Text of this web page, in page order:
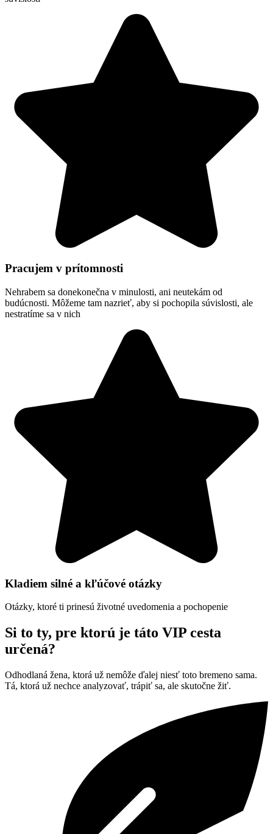
Pracujem v prítomnosti
Nehrabem sa donekonečna v minulosti, ani neutekám od
budúcnosti. Môžeme tam nazrieť, aby si pochopila súvislosti, ale
nestratíme sa v nich
Kladiem silné a kľúčové otázky
Otázky, ktoré ti prinesú životné uvedomenia a pochopenie
Si to ty, pre ktorú je táto VIP cesta
určená?
Odhodlaná žena, ktorá už nemôže ďalej niesť toto bremeno sama.
Tá, ktorá už nechce analyzovať, trápiť sa, ale skutočne žiť.